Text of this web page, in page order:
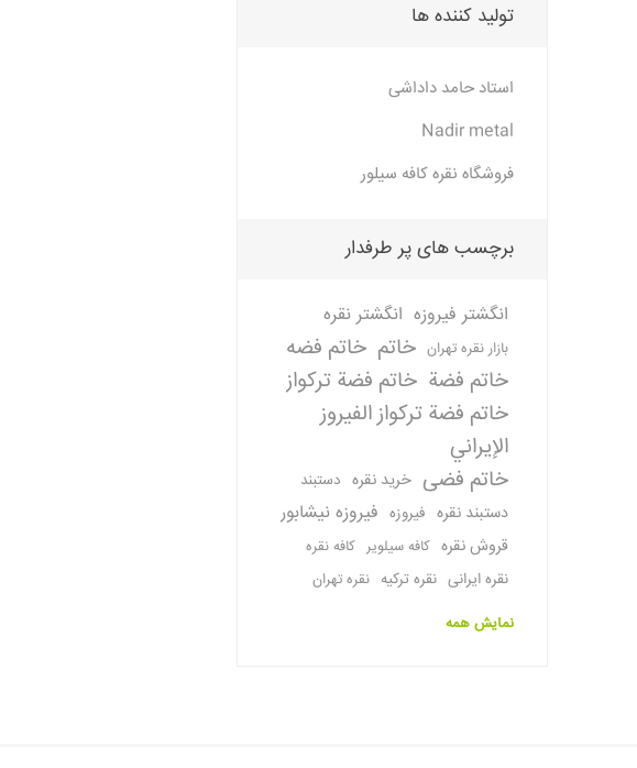
تولید کننده ها
استاد حامد داداشی
Nadir metal
فروشگاه نقره کافه سیلور
برچسب های پر طرفدار
انگشتر فیروزه انگشتر نقره
بازار نقره تهران خاتم خاتم فضه
خاتم فضة خاتم فضة تركواز
خاتم فضة تركواز الفيروز
الإيراني
خاتم فضی خرید نقره دستبند
دستبند نقره فیروزه فیروزه نیشابور
قروش نقره کافه سیلویر کافه نقره
نقره ایرانی نقره ترکیه نقره تهران
نمایش همه